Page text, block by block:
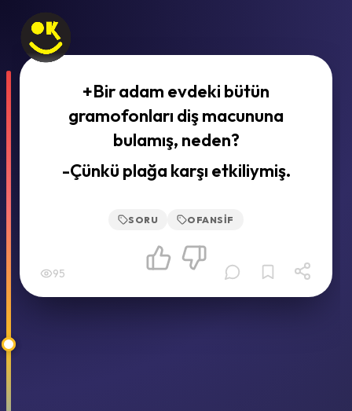
+Bir adam evdeki bütün
gramofonları diş macununa
bulamış, neden?
-Çünkü plağa karşı etkiliymiş.
SORU OFANSIF
95